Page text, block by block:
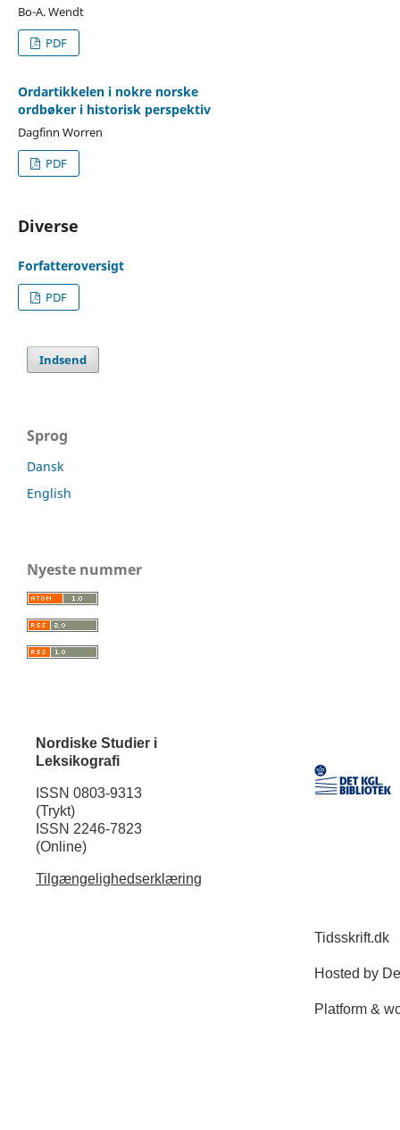
Bo-A. Wendt
PDF
Ordartikkelen i nokre norske
ordbøker i historisk perspektiv
Dagfinn Worren
PDF
Diverse
Forfatteroversigt
PDF
Indsend
Sprog
Dansk
English
Nyeste nummer
Nordiske Studier i
Leksikografi
ISSN 0803-9313
(Trykt)
ISSN 2246-7823
(Online)
Tilgængelighedserklæring